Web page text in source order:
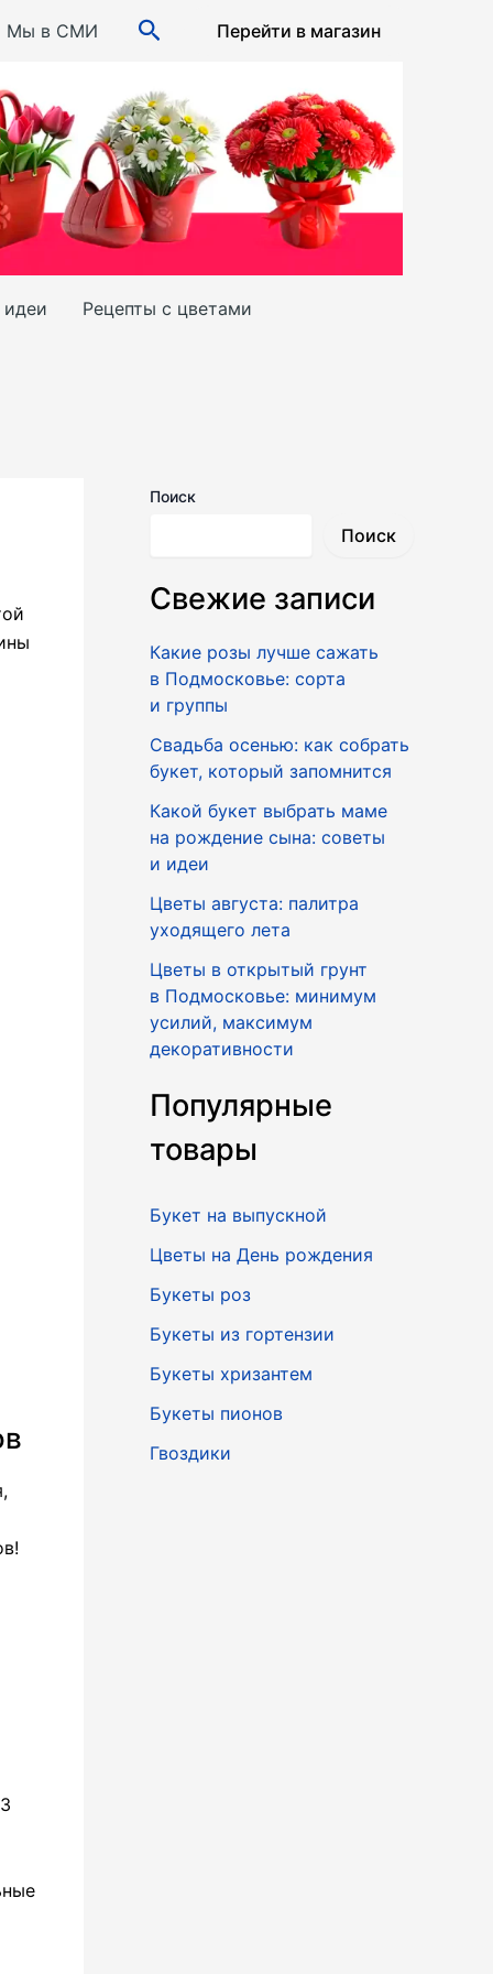
Мы в СМИ Поиск Перейти в магазин
Рецепты с цветами
Поиск
Поиск
Свежие записи
Какие розы лучше сажать
в Подмосковье: сорта
и группы
Свадьба осенью: как собрать
букет, который запомнится
Какой букет выбрать маме
на рождение сына: советы
и идеи
Цветы августа: палитра
уходящего лета
Цветы в открытый грунт
в Подмосковье: минимум
усилий, максимум
декоративности
Популярные
товары
Букет на выпускной
Цветы на День рождения
Букеты роз
Букеты из гортензии
Букеты хризантем
Букеты пионов
Гвоздики